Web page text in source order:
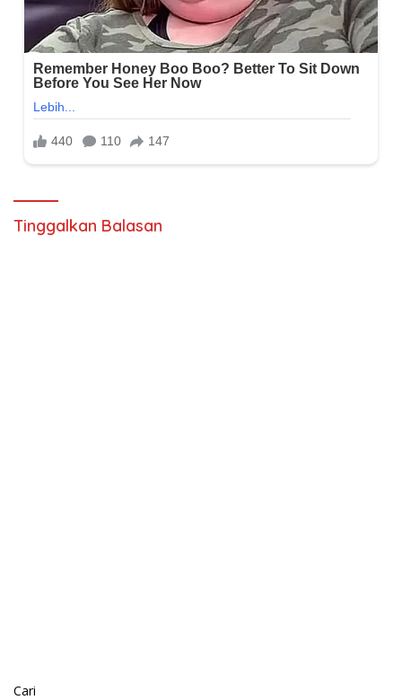
Tinggalkan Balasan
Cari